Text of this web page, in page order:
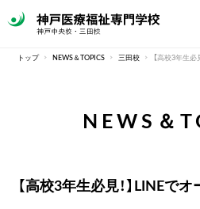
トップ NEWS＆TOPICS 三田校 【高校3年生
NEWS＆
【高校3年生必見！】LINEで